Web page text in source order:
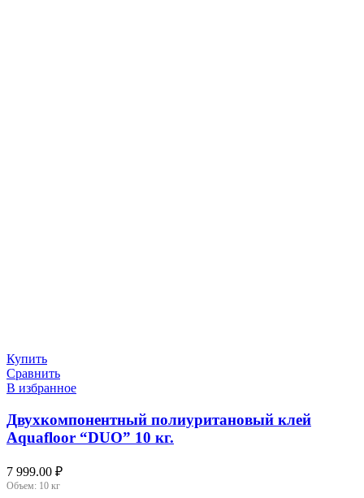
Купить
Сравнить
В избранное
Двухкомпонентный полиуритановый клей
Aquafloor “DUO” 10 кг.
7 999.00 ₽
Объем: 10 кг